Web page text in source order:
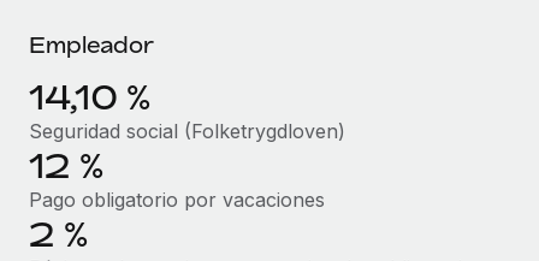
専門家に相談
バックグラウンドチェック
候補者の選考プロセスをシンプルに
Compliance Watchtower
コンプライアンスリスクを先回りして対応
統合とAI自動化に関するコンサルティング
活用事例
情報センター
サポートを依頼する
すべてのリソースを表示する
ブログ
Empleador
14,10 %
Seguridad social (Folketrygdloven)
12 %
Pago obligatorio por vacaciones
2 %